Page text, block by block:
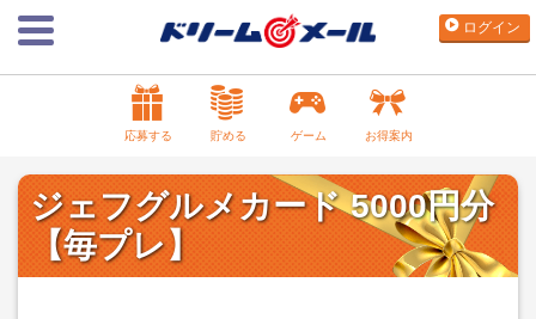
ログイン
応募する 貯める ゲーム お得案内
ジェフグルメカード 5000円分
【毎プレ】